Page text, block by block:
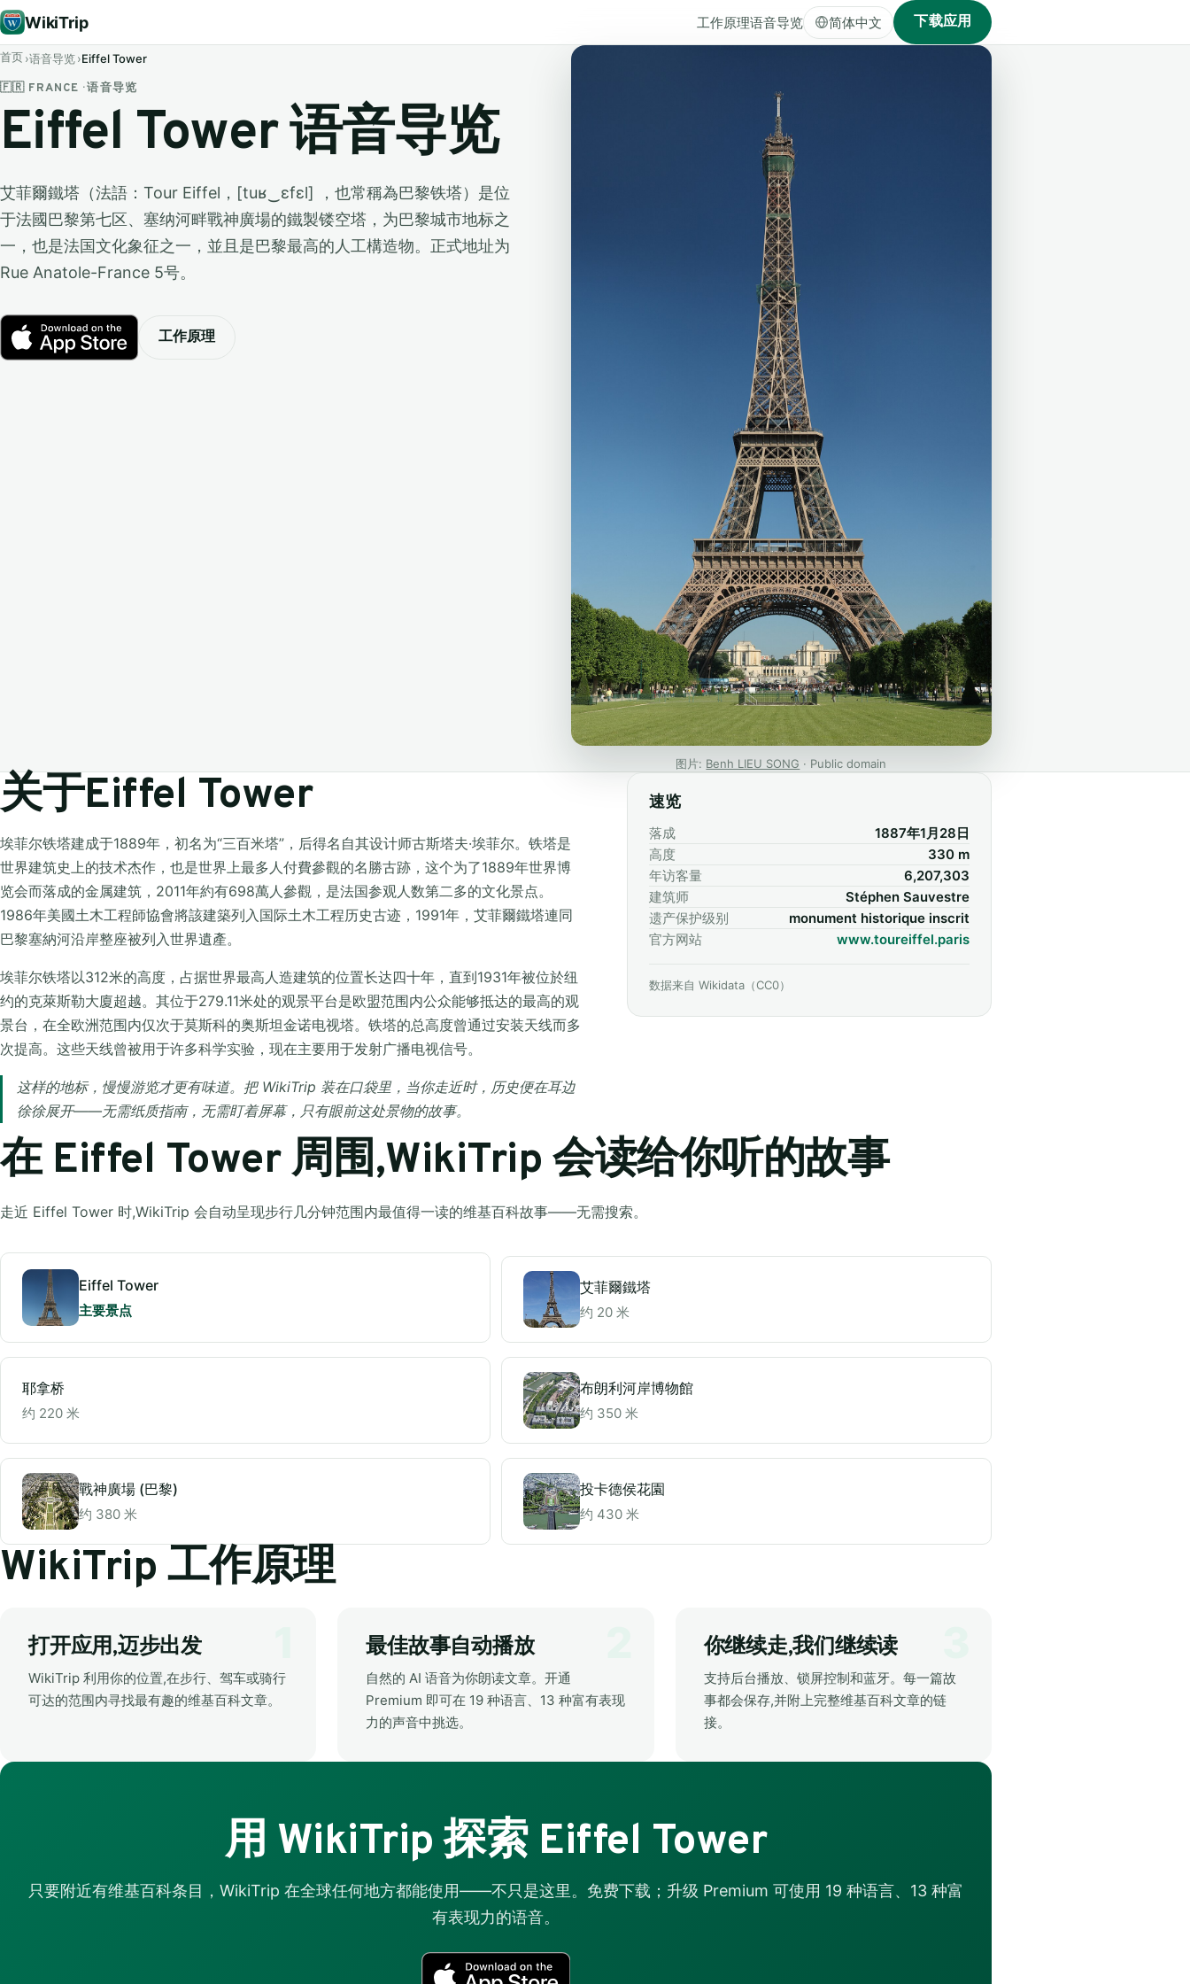
WikiTrip 工作原理语音导览 简体中文 下载应用
首页 语音导览 Eiffel Tower
🇫🇷 FRANCE · 语音导览
Eiffel Tower 语音导览
艾菲爾鐵塔（法語：Tour Eiffel，[tuʁ‿ɛfɛl] ，也常稱為巴黎铁塔）是位
于法國巴黎第七区、塞纳河畔戰神廣場的鐵製镂空塔，为巴黎城市地标之
一，也是法国文化象征之一，並且是巴黎最高的人工構造物。正式地址为
Rue Anatole-France 5号。
工作原理
图片: Benh LIEU SONG · Public domain
关于Eiffel Tower
埃菲尔铁塔建成于1889年，初名为“三百米塔”，后得名自其设计师古斯塔夫·埃菲尔。铁塔是
世界建筑史上的技术杰作，也是世界上最多人付費參觀的名勝古跡，这个为了1889年世界博
览会而落成的金属建筑，2011年約有698萬人參觀，是法国参观人数第二多的文化景点。
1986年美國土木工程師協會將該建築列入国际土木工程历史古迹，1991年，艾菲爾鐵塔連同
巴黎塞納河沿岸整座被列入世界遺產。
埃菲尔铁塔以312米的高度，占据世界最高人造建筑的位置长达四十年，直到1931年被位於纽
约的克萊斯勒大廈超越。其位于279.11米处的观景平台是欧盟范围内公众能够抵达的最高的观
景台，在全欧洲范围内仅次于莫斯科的奥斯坦金诺电视塔。铁塔的总高度曾通过安装天线而多
次提高。这些天线曾被用于许多科学实验，现在主要用于发射广播电视信号。
这样的地标，慢慢游览才更有味道。把 WikiTrip 装在口袋里，当你走近时，历史便在耳边
徐徐展开——无需纸质指南，无需盯着屏幕，只有眼前这处景物的故事。
速览
落成
1887年1月28日
高度
330 m
年访客量
6,207,303
建筑师
Stéphen Sauvestre
遗产保护级别
monument historique inscrit
官方网站
www.toureiffel.paris
数据来自 Wikidata（CC0）
在 Eiffel Tower 周围,WikiTrip 会读给你听的故事
走近 Eiffel Tower 时,WikiTrip 会自动呈现步行几分钟范围内最值得一读的维基百科故事——无需搜索。
Eiffel Tower
主要景点
艾菲爾鐵塔
约 20 米
耶拿桥
约 220 米
布朗利河岸博物館
约 350 米
戰神廣場 (巴黎)
约 380 米
投卡德侯花園
约 430 米
WikiTrip 工作原理
打开应用,迈步出发
WikiTrip 利用你的位置,在步行、驾车或骑行
可达的范围内寻找最有趣的维基百科文章。
最佳故事自动播放
自然的 AI 语音为你朗读文章。开通
Premium 即可在 19 种语言、13 种富有表现
力的声音中挑选。
你继续走,我们继续读
支持后台播放、锁屏控制和蓝牙。每一篇故
事都会保存,并附上完整维基百科文章的链
接。
用 WikiTrip 探索 Eiffel Tower
只要附近有维基百科条目，WikiTrip 在全球任何地方都能使用——不只是这里。免费下载；升级 Premium 可使用 19 种语言、13 种富
有表现力的语音。